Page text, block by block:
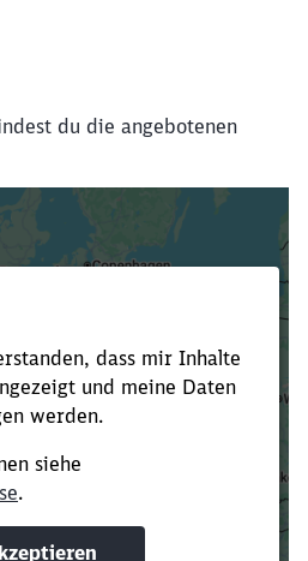
du die angebotenen
indem du Suchbegriffe
hinzufügst.